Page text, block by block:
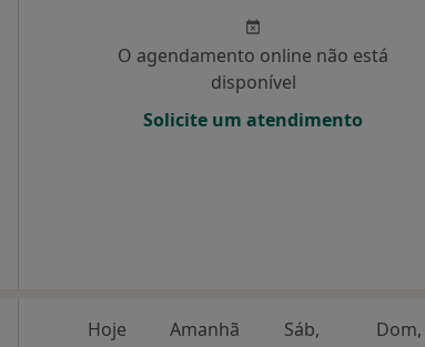
O agendamento online não está
disponível
Solicite um atendimento
Hoje Amanhã Sáb, Dom,